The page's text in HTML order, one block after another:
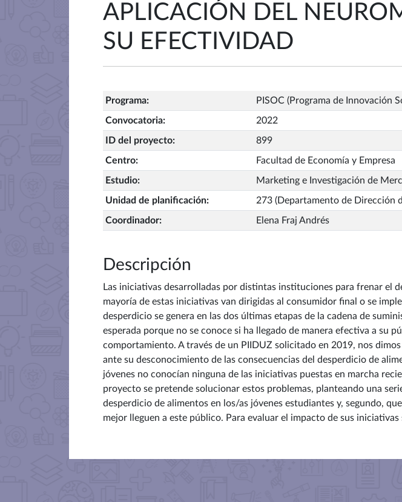
APLICACIÓN DEL
SU EFECTIVIDAD
Programa: PISOC (Programa de Innovación
Convocatoria: 2022
ID del proyecto: 899
Centro: Facultad de Economía y Empresa
Estudio: Marketing e Investigación de
Unidad de planificación: 273 (Departamento de Dirección
Coordinador: Elena Fraj Andrés
Descripción
Las iniciativas desarrolladas por distintas instituciones para frenar el
mayoría de estas iniciativas van dirigidas al consumidor final o se
desperdicio se genera en las dos últimas etapas de la cadena de
esperada porque no se conoce si ha llegado de manera efectiva a su
comportamiento. A través de un PIIDUZ solicitado en 2019, nos
ante su desconocimiento de las consecuencias del desperdicio de
jóvenes no conocían ninguna de las iniciativas puestas en marcha
proyecto se pretende solucionar estos problemas, planteando una
desperdicio de alimentos en los/as jóvenes estudiantes y, segundo,
mejor lleguen a este público. Para evaluar el impacto de sus